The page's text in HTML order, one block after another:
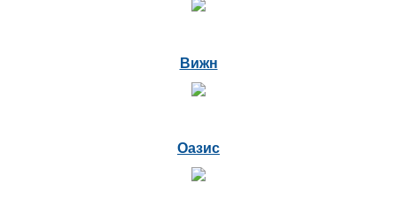
Вижн
Оазис